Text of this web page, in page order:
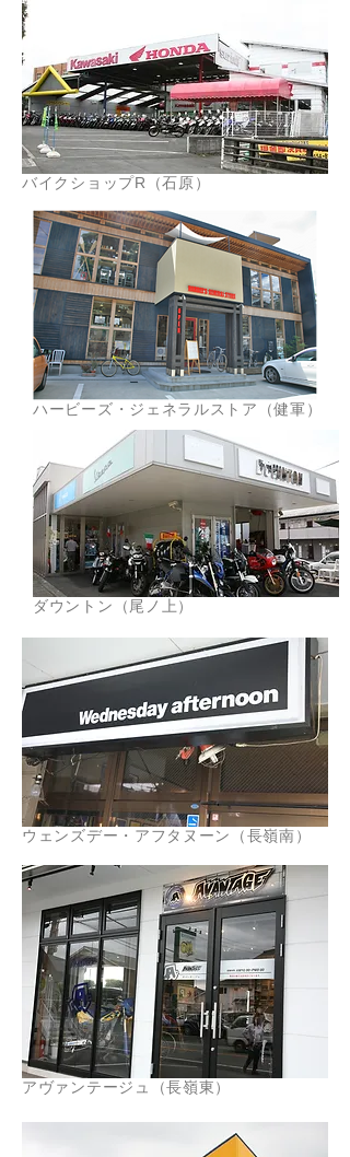
バイクショップR（石原）
ハービーズ・ジェネラルストア（健軍）
ダウントン（尾ノ上）
ウェンズデー・アフタヌーン（長嶺南）
アヴァンテージュ（長嶺東）